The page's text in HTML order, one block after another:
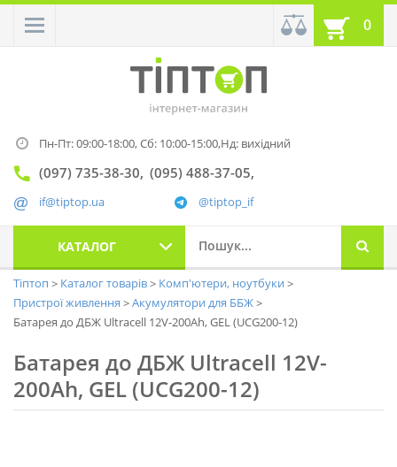
0
Пн-Пт: 09:00-18:00,Сб: 10:00-15:00,Нд: вихідний
(097) 735-38-30 (095) 488-37-05
@tiptop_if
if@tiptop.ua
КАТАЛОГ
Тіптоп Каталог товарів
Комп'ютери, ноутбуки
Пристрої живлення
Акумулятори для ББЖ
Батарея до ДБЖ Ultracell 12V-200Ah, GEL (UCG200-12)
Батарея до ДБЖ Ultracell 12V-
200Ah, GEL (UCG200-12)